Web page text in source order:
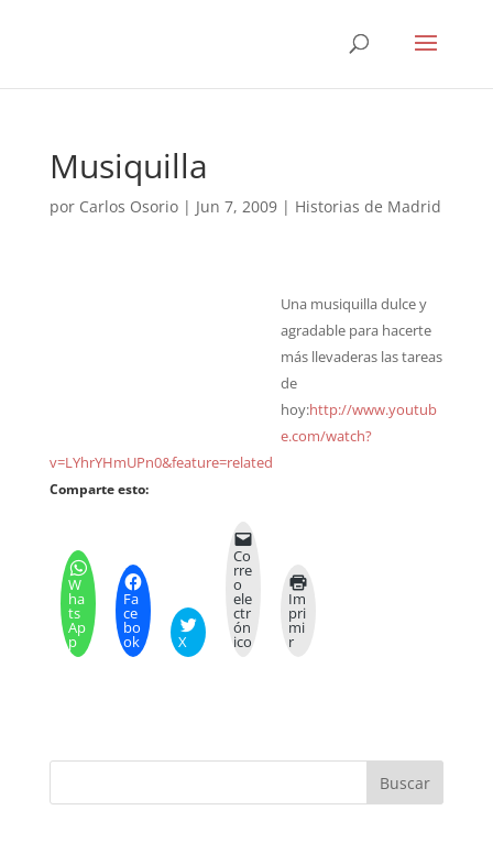
Musiquilla
por Carlos Osorio| Jun 7, 2009| Historias de Madrid
Una musiquilla dulce y
agradable para hacerte
más llevaderas las tareas
de
hoy:http://www.youtub
e.com/watch?
v=LYhrYHmUPn0&feature=related
Comparte esto:
W
ha
ts
Ap
p
Fa
ce
bo
ok X
Co
rre
o
ele
ctr
ón
ico
Im
pri
mi
r